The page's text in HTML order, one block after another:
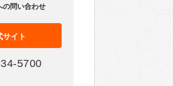
の問い合わせ
サイト
5700